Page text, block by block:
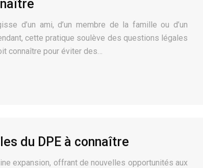
d’un ami, d’un membre de la famille ou d’un
cette pratique soulève des questions légales
connaître pour éviter des…
du DPE à connaître
expansion, offrant de nouvelles opportunités aux